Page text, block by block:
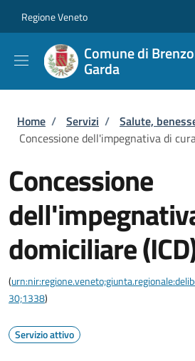
Regione Veneto
Comune di
Garda
Briciole di pane
Home / Servizi / Salute,
Concessione dell'impegnativa di
Concessione
domiciliare
(
30;1338)
Servizio attivo